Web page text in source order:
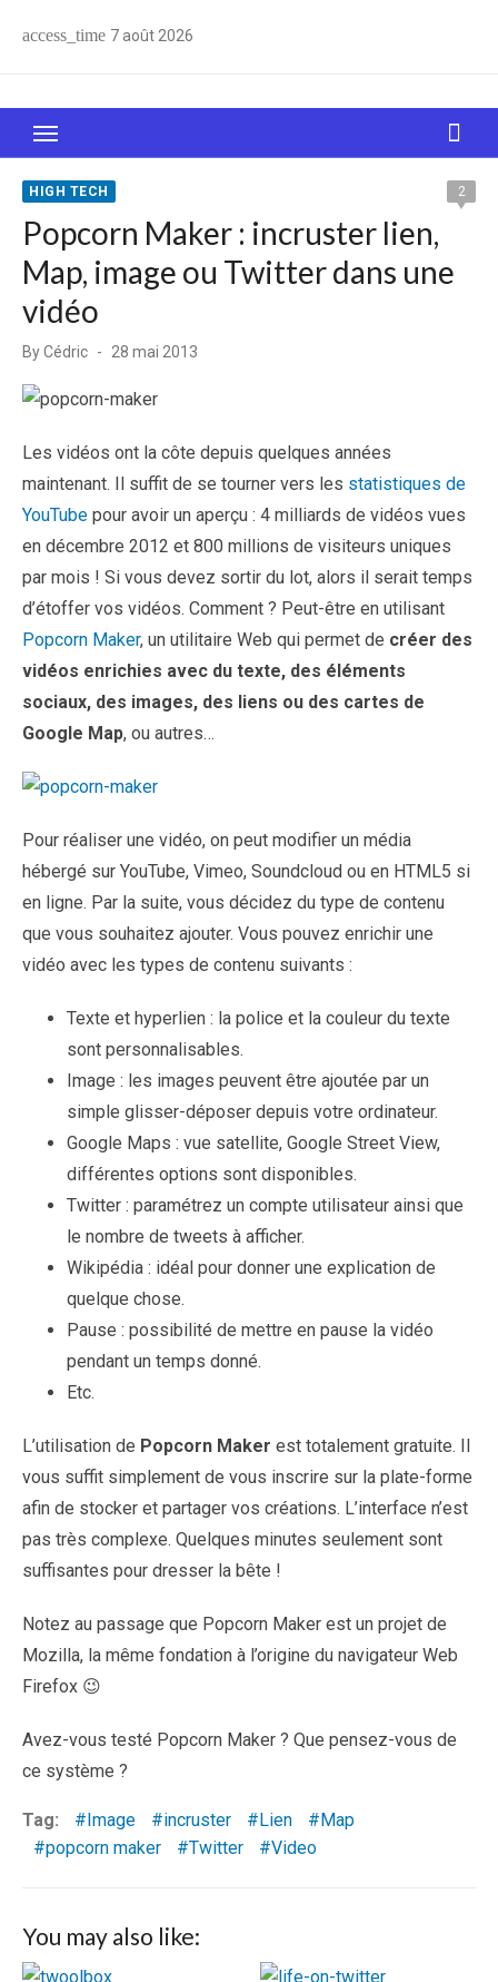
access_time 7 août 2026
Le Web, c'est comme une boîte de chocolats… On
sait jamais sur quoi on va tomber !
HIGH TECH 2
Popcorn Maker : incruster lien,
Map, image ou Twitter dans une
vidéo
ByCédric
Posted
28 mai 2013
Les vidéos ont la côte depuis quelques années
maintenant. Il suffit de se tourner vers les statistiques de
YouTube pour avoir un aperçu : 4 milliards de vidéos vues
en décembre 2012 et 800 millions de visiteurs uniques
par mois ! Si vous devez sortir du lot, alors il serait temps
d’étoffer vos vidéos. Comment ? Peut-être en utilisant
Popcorn Maker, un utilitaire Web qui permet de créer des
vidéos enrichies avec du texte, des éléments
sociaux, des images, des liens ou des cartes de
Google Map, ou autres…
Pour réaliser une vidéo, on peut modifier un média
hébergé sur YouTube, Vimeo, Soundcloud ou en HTML5 si
en ligne. Par la suite, vous décidez du type de contenu
que vous souhaitez ajouter. Vous pouvez enrichir une
vidéo avec les types de contenu suivants :
Texte et hyperlien : la police et la couleur du texte
sont personnalisables.
Image : les images peuvent être ajoutée par un
simple glisser-déposer depuis votre ordinateur.
Google Maps : vue satellite, Google Street View,
différentes options sont disponibles.
Twitter : paramétrez un compte utilisateur ainsi que
le nombre de tweets à afficher.
Wikipédia : idéal pour donner une explication de
quelque chose.
Pause : possibilité de mettre en pause la vidéo
pendant un temps donné.
Etc.
L’utilisation de Popcorn Maker est totalement gratuite. Il
vous suffit simplement de vous inscrire sur la plate-forme
afin de stocker et partager vos créations. L’interface n’est
pas très complexe. Quelques minutes seulement sont
suffisantes pour dresser la bête !
Notez au passage que Popcorn Maker est un projet de
Mozilla, la même fondation à l’origine du navigateur Web
Firefox 😉
Avez-vous testé Popcorn Maker ? Que pensez-vous de
ce système ?
Tag: Image incruster Lien
Map
popcorn maker
Twitter Video
You may also like: